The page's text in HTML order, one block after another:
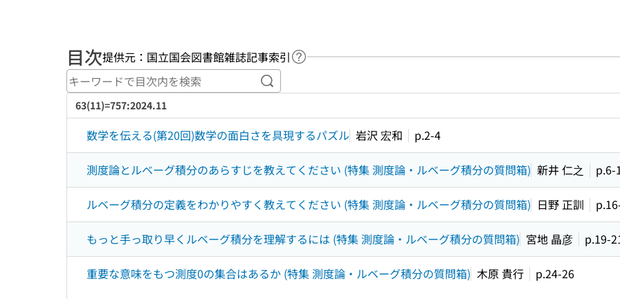
目次提供元：国立国会図書館雑誌記事索引 ヘルプページへのリンク
キーワードで目次内を検索
63(11)=757:2024.11
数学を伝える(第20回)数学の面白さを具現するパズル 岩沢 宏和 p.2-4
測度論とルベーグ積分のあらすじを教えてください (特集 測度論・ルベーグ積分の質問箱) 新井 仁之 p.6-
ルベーグ積分の定義をわかりやすく教えてください (特集 測度論・ルベーグ積分の質問箱) 日野 正訓
もっと手っ取り早くルベーグ積分を理解するには (特集 測度論・ルベーグ積分の質問箱) 宮地 晶彦 p.19-
重要な意味をもつ測度0の集合はあるか (特集 測度論・ルベーグ積分の質問箱) 木原 貴行 p.24-26